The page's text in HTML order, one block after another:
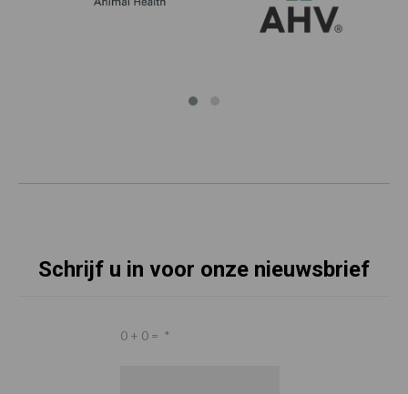
Schrijf u in voor onze nieuwsbrief
0 + 0 = *